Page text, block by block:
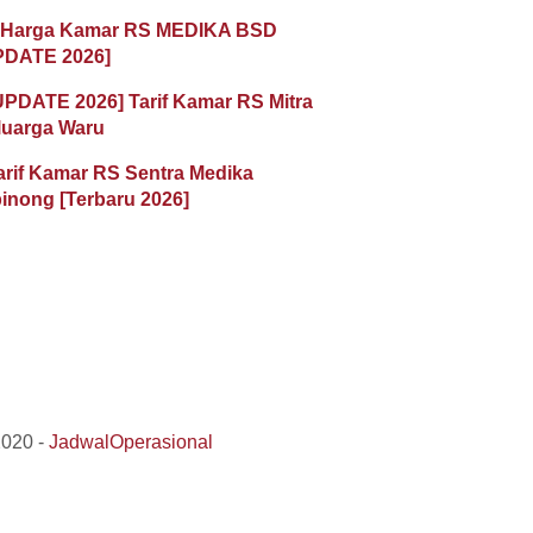
Kamar RS MEDIKA BSD
2026]
2026] Tarif Kamar RS Mitra
Waru
Kamar RS Sentra Medika
[Terbaru 2026]
- JadwalOperasional